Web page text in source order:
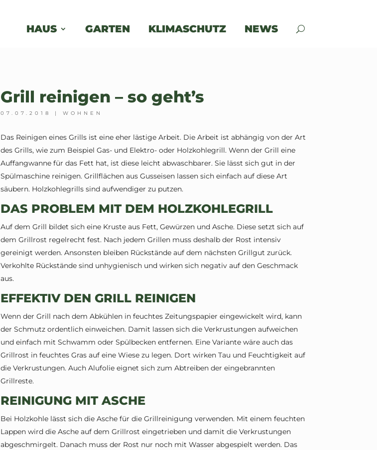
HAUS GARTEN KLIMASCHUTZ NEWS
Grill reinigen – so geht’s
07.07.2018 |WOHNEN
Das Reinigen eines Grills ist eine eher lästige Arbeit. Die Arbeit ist abhängig von der Art
des Grills, wie zum Beispiel Gas- und Elektro- oder Holzkohlegrill. Wenn der Grill eine
Auffangwanne für das Fett hat, ist diese leicht abwaschbarer. Sie lässt sich gut in der
Spülmaschine reinigen. Grillflächen aus Gusseisen lassen sich einfach auf diese Art
säubern. Holzkohlegrills sind aufwendiger zu putzen.
DAS PROBLEM MIT DEM HOLZKOHLEGRILL
Auf dem Grill bildet sich eine Kruste aus Fett, Gewürzen und Asche. Diese setzt sich auf
dem Grillrost regelrecht fest. Nach jedem Grillen muss deshalb der Rost intensiv
gereinigt werden. Ansonsten bleiben Rückstände auf dem nächsten Grillgut zurück.
Verkohlte Rückstände sind unhygienisch und wirken sich negativ auf den Geschmack
aus.
EFFEKTIV DEN GRILL REINIGEN
Wenn der Grill nach dem Abkühlen in feuchtes Zeitungspapier eingewickelt wird, kann
der Schmutz ordentlich einweichen. Damit lassen sich die Verkrustungen aufweichen
und einfach mit Schwamm oder Spülbecken entfernen. Eine Variante wäre auch das
Grillrost in feuchtes Gras auf eine Wiese zu legen. Dort wirken Tau und Feuchtigkeit auf
die Verkrustungen. Auch Alufolie eignet sich zum Abtreiben der eingebrannten
Grillreste.
REINIGUNG MIT ASCHE
Bei Holzkohle lässt sich die Asche für die Grillreinigung verwenden. Mit einem feuchten
Lappen wird die Asche auf dem Grillrost eingetrieben und damit die Verkrustungen
abgeschmirgelt. Danach muss der Rost nur noch mit Wasser abgespielt werden. Das